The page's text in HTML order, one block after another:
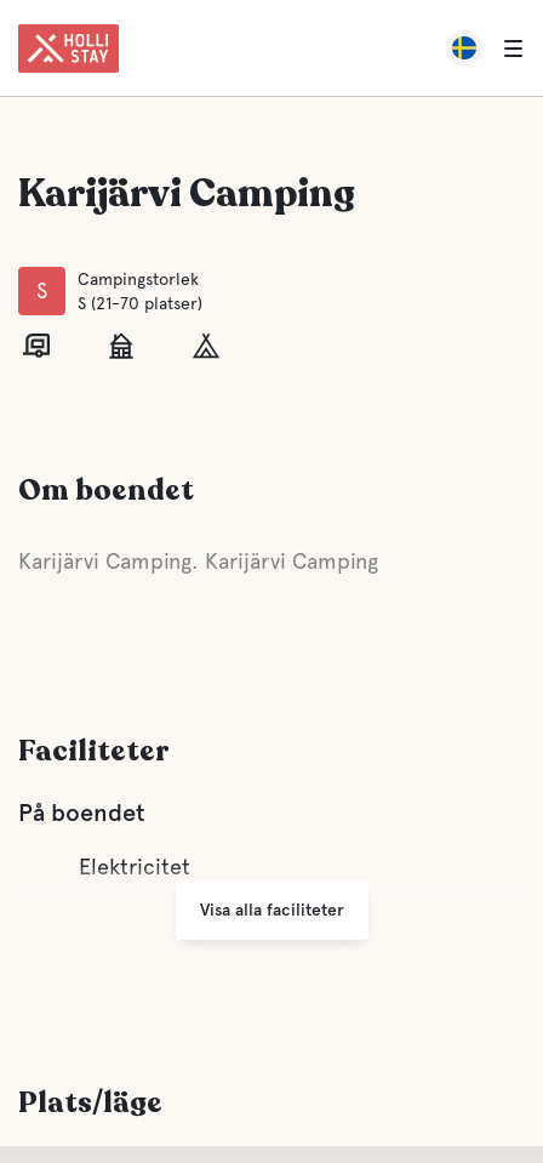
Karijärvi Camping
S
Campingstorlek
S (21-70 platser)
Om boendet
Karijärvi Camping. Karijärvi Camping
Faciliteter
På boendet
Elektricitet
Visa alla faciliteter
Plats/läge